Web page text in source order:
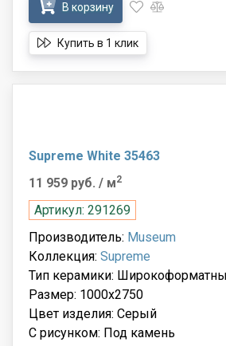
В корзину
Купить в 1 клик
Supreme White 35463
11 959 руб. / м2
Артикул: 291269
Производитель: Museum
Коллекция: Supreme
Тип керамики:
Размер: 1000x2750
Цвет изделия: Серый
С рисунком: Под камень